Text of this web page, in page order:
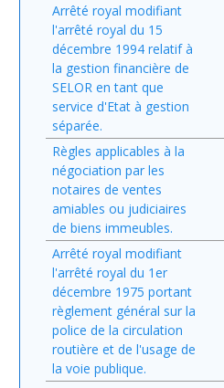
Arrêté royal modifiant
l'arrêté royal du 15
décembre 1994 relatif à
la gestion financière de
SELOR en tant que
service d'Etat à gestion
séparée.
Règles applicables à la
négociation par les
notaires de ventes
amiables ou judiciaires
de biens immeubles.
Arrêté royal modifiant
l'arrêté royal du 1er
décembre 1975 portant
règlement général sur la
police de la circulation
routière et de l'usage de
la voie publique.